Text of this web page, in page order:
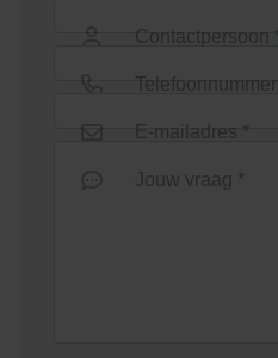
Contactpersoon *
Telefoonnummer
E-mailadres *
Jouw vraag *